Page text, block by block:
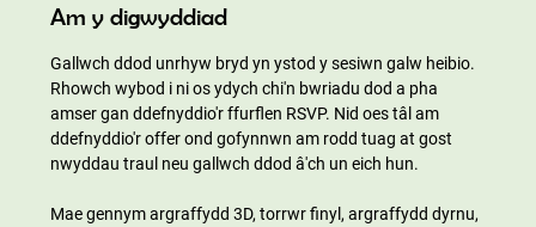
Am y digwyddiad
Gallwch ddod unrhyw bryd yn ystod y sesiwn galw heibio.
Rhowch wybod i ni os ydych chi'n bwriadu dod a pha
amser gan ddefnyddio'r ffurflen RSVP. Nid oes tâl am
ddefnyddio'r offer ond gofynnwn am rodd tuag at gost
nwyddau traul neu gallwch ddod â'ch un eich hun.
Mae gennym argraffydd 3D, torrwr finyl, argraffydd dyrnu,